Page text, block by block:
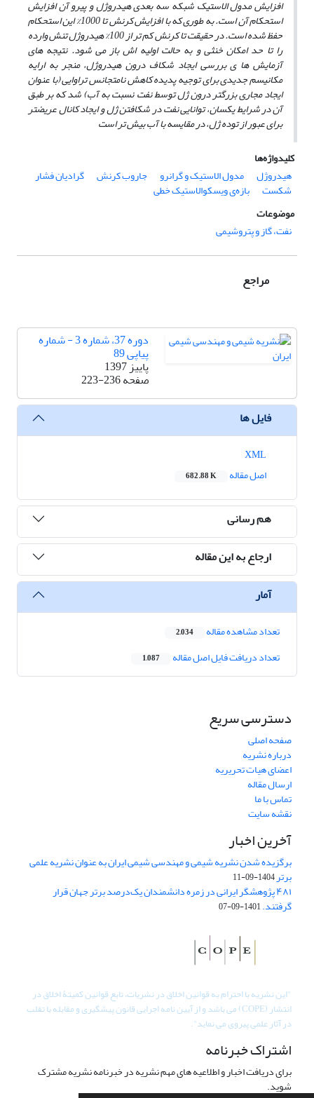
افزایش مدول الاستیک شبکه سه بعدی هیدروژل و پیرو آن افزایش
استحکام آن است. به طوری که با افزایش کرنش تا 1000% این استحکام
حفظ شده است. در حقیقت تا کرنش کم ­تر از 100% هیدروژل تنش وارده
را تا حد امکان خنثیو به حالت اولیه ­اش باز می ­شود. نتیجه­ های
آزمایش ­ها ی بررسی ایجاد شکاف درون هیدروژل، منجر به ارایه
مکانیسم جدیدی برای توجیه پدیده کاهش نامتجانس تراوایی (با عنوان
ایجاد مجاری بزرگ­تر درون ژل توسط نفت نسبت به آب) شد که بر طبق
آن در شرایط یکسان، توانایی نفت در شکافتن ژل و ایجاد کانال عریض­تر
برای عبور از توده ژل، در مقایسه با آب بیش تر است
کلیدواژه‌ها
هیدروژل
مدول الاستیک و گرانرو جاروب کرنش گرادیان فشار
شکست
بازه‌ی ویسکوالاستیک خطی
موضوعات
نفت، گاز و پتروشیمی
مراجع
دوره 37، شماره 3 - شماره
پیاپی 89
پاییز 1397
صفحه223-236
فایل ها
اصل مقاله
682.88 K
هم رسانی
ارجاع به این مقاله
آمار
تعداد مشاهده مقاله 2,034
تعداد دریافت فایل اصل مقاله 1,087
دسترسی سریع
صفحه اصلی
درباره نشریه
اعضای هیات تحریریه
ارسال مقاله
تماس با ما
نقشه سایت
آخرین اخبار
برگزیده شدن نشریه شیمی و مهندسی شیمی ایران به عنوان نشریه علمی
برتر1404-09-11
۴۸۱ پژوهشگر ایرانی در زمره دانشمندان یک‌درصد برتر جهان قرار
گرفتند.1401-09-07
"این نشریه با احترام به قوانین اخلاق در نشریات، تابع قوانین کمیتۀ اخلاق در
انتشار (COPE) می باشد و از آیین نامه اجرایی قانون پیشگیری و مقابله با تقلب
در آثار علمی پیروی می نماید".
اشتراک خبرنامه
برای دریافت اخبار و اطلاعیه های مهم نشریه در خبرنامه نشریه مشترک
شوید.